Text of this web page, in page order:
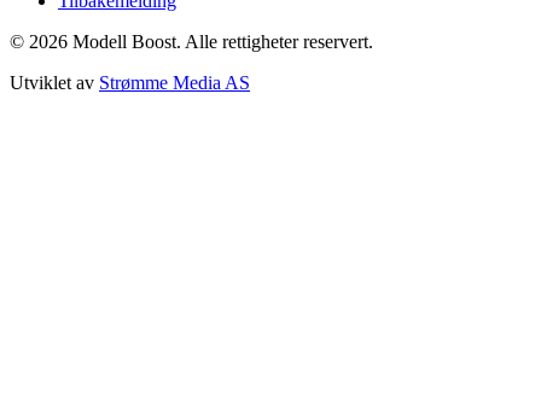
© 2026 Modell Boost. Alle rettigheter reservert.
Utviklet av Strømme Media AS